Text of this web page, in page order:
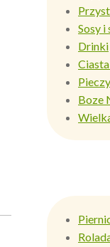
Sosy i
Drinki
Boze